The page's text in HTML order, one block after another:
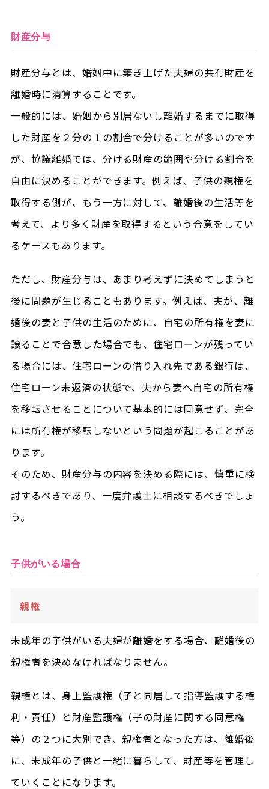
財産分与
財産分与とは、婚姻中に築き上げた夫婦の共有財産を
離婚時に清算することです。
一般的には、婚姻から別居ないし離婚するまでに取得
した財産を２分の１の割合で分けることが多いのです
が、協議離婚では、分ける財産の範囲や分ける割合を
自由に決めることができます。例えば、子供の親権を
取得する側が、もう一方に対して、離婚後の生活等を
考えて、より多く財産を取得するという合意をしてい
るケースもあります。
ただし、財産分与は、あまり考えずに決めてしまうと
後に問題が生じることもあります。例えば、夫が、離
婚後の妻と子供の生活のために、自宅の所有権を妻に
譲ることで合意した場合でも、住宅ローンが残ってい
る場合には、住宅ローンの借り入れ先である銀行は、
住宅ローン未返済の状態で、夫から妻へ自宅の所有権
を移転させることについて基本的には同意せず、完全
には所有権が移転しないという問題が起こることがあ
ります。
そのため、財産分与の内容を決める際には、慎重に検
討するべきであり、一度弁護士に相談するべきでしょ
う。
子供がいる場合
親権
未成年の子供がいる夫婦が離婚をする場合、離婚後の
親権者を決めなければなりません。
親権とは、身上監護権（子と同居して指導監護する権
利・責任）と財産監護権（子の財産に関する同意権
等）の２つに大別でき、親権者となった方は、離婚後
に、未成年の子供と一緒に暮らして、財産等を管理し
ていくことになります。